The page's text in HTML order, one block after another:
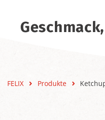
FELIX Produkte